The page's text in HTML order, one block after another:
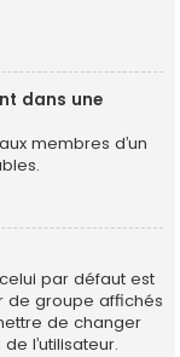
dans une
membres d’un
par défaut est
de groupe affichés
de changer
l’utilisateur.